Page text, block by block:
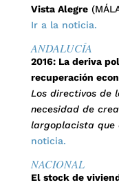
Vista Alegre
Ir a la noticia.
ANDALUCÍA
2016: La deriva
recuperación
Los directivos de
necesidad de
largoplacista que
noticia.
NACIONAL
El stock de